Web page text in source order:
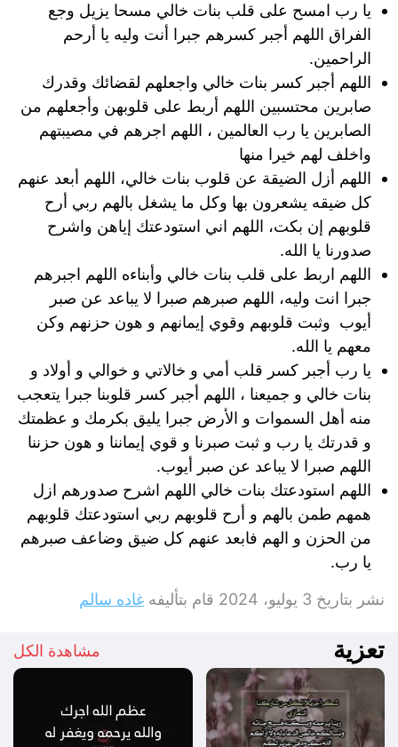
يا رب امسح على قلب بنات خالي مسحا يزيل وجع
الفراق اللهم أجبر كسرهم جبرا أنت وليه يا أرحم
الراحمين.
اللهم أجبر كسر بنات خالي واجعلهم لقضائك وقدرك
صابرين محتسبين اللهم أربط على قلوبهن وأجعلهم من
الصابرين يا رب العالمين ، اللهم اجرهم في مصيبتهم
واخلف لهم خيرا منها
اللهم أزل الضيقة عن قلوب بنات خالي، اللهم أبعد عنهم
كل ضيقه يشعرون بها وكل ما يشغل بالهم ربي أرح
قلوبهم إن بكت، اللهم اني استودعتك إياهن واشرح
صدورنا يا الله.
اللهم اربط على قلب بنات خالي وأبناءه اللهم اجبرهم
جبرا انت وليه، اللهم صبرهم صبرا لا يباعد عن صبر
أيوب وثبت قلوبهم وقوي إيمانهم و هون حزنهم وكن
معهم يا الله.
يا رب أجبر كسر قلب أمي و خالاتي و خوالي و أولاد و
بنات خالي و جميعنا ، اللهم أجبر كسر قلوبنا جبرا يتعجب
منه أهل السموات و الأرض جبرا يليق بكرمك و عظمتك
و قدرتك يا رب و ثبت صبرنا و قوي إيماننا و هون حزننا
اللهم صبرا لا يباعد عن صبر أيوب.
اللهم استودعتك بنات خالي اللهم اشرح صدورهم ازل
همهم طمن بالهم و أرح قلوبهم ربي استودعتك قلوبهم
من الحزن و الهم فابعد عنهم كل ضيق وضاعف صبرهم
يا رب.
نشر بتاريخ 3 يوليو، 2024 قام بتأليفه غاده سالم
تعزية مشاهدة الكل